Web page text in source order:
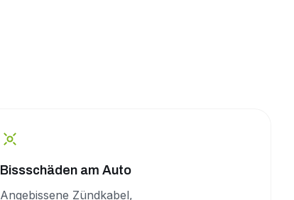
Bissschäden am Auto
Angebissene Zündkabel,